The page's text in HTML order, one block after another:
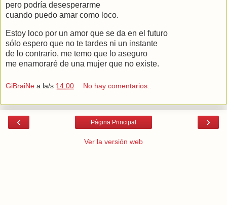
pero podría desesperarme
cuando puedo amar como loco.
Estoy loco por un amor que se da en el futuro
sólo espero que no te tardes ni un instante
de lo contrario, me temo que lo aseguro
me enamoraré de una mujer que no existe.
GiBraiNe a la/s 14:00 No hay comentarios.:
‹ ›
Página Principal
Ver la versión web